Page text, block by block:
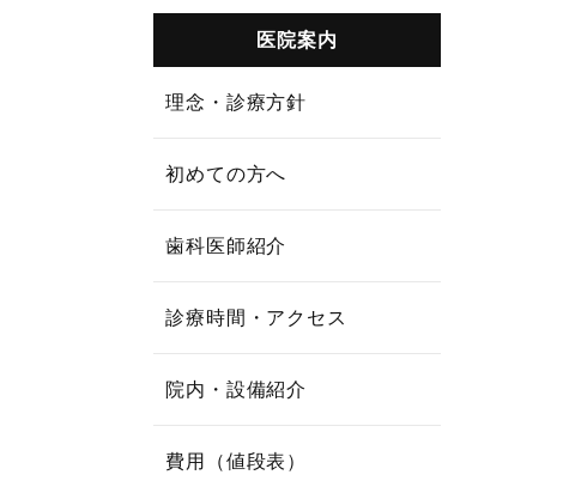
医院案内
理念・診療方針
初めての方へ
歯科医師紹介
診療時間・アクセス
院内・設備紹介
費用（値段表）